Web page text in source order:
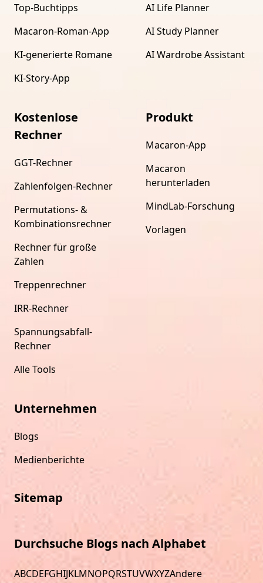
Top-Buchtipps
Macaron-Roman-App
KI-generierte Romane
KI-Story-App
AI Life Planner
AI Study Planner
AI Wardrobe Assistant
Kostenlose
Rechner
GGT-Rechner
Zahlenfolgen-Rechner
Permutations- &
Kombinationsrechner
Rechner für große
Zahlen
Treppenrechner
IRR-Rechner
Spannungsabfall-
Rechner
Alle Tools
Produkt
Macaron-App
Macaron
herunterladen
MindLab-Forschung
Vorlagen
Unternehmen
Blogs
Medienberichte
Sitemap
Durchsuche Blogs nach Alphabet
ABCDEFGHIJKLMNOPQRSTUVWXYZAndere